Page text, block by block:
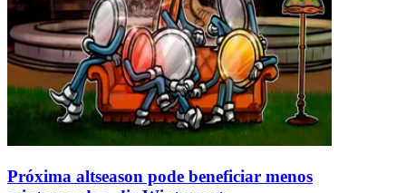
Próxima altseason pode beneficiar menos